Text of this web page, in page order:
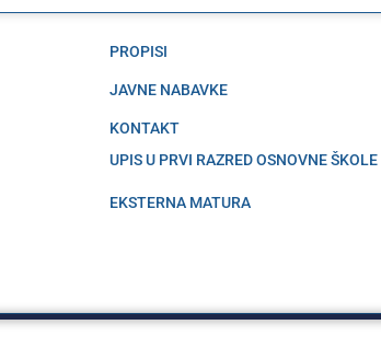
PROPISI
JAVNE NABAVKE
KONTAKT
UPIS U PRVI RAZRED OSNOVNE ŠKOLE
EKSTERNA MATURA